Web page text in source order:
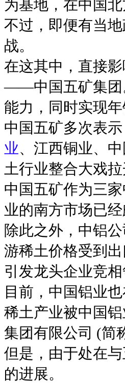
为基地，在中国
不过，即便有当
战。
在这其中，直接
——中国五矿集团
能力，同时实现年
中国五矿多次表
业、江西铜业、中
土行业整合大戏拉
中国五矿作为三
业的南方市场已经
除此之外，中铝公
游稀土价格受到
引发龙头企业竞相
目前，中国铝业
稀土产业被中国
集团有限公司 (简
但是，由于处在
的进展。